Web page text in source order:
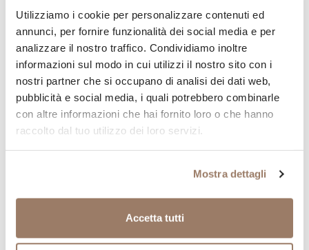
Utilizziamo i cookie per personalizzare contenuti ed
annunci, per fornire funzionalità dei social media e per
analizzare il nostro traffico. Condividiamo inoltre
informazioni sul modo in cui utilizzi il nostro sito con i
nostri partner che si occupano di analisi dei dati web,
pubblicità e social media, i quali potrebbero combinarle
con altre informazioni che hai fornito loro o che hanno
raccolto dal tuo utilizzo dei loro servizi.
Mostra dettagli
Accetta tutti
Continua la tua spesa valtellinese
Aggiungi al tuo carrello altri prodotti tipici della provincia
di Sondrio
SENZA GLUTINE
Tris di Confetture 3x40gr
4,45€
SENZA GLUTINE
Miele di Tiglio 400gr
7,50€
Ricevi buone notizie
esclusive